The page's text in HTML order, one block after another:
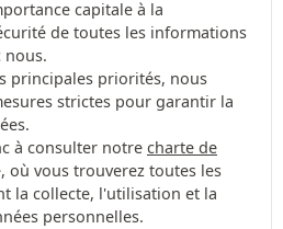
capitale à la
de toutes les informations
nous.
principales priorités, nous
strictes pour garantir la
à consulter notre charte de
où vous trouverez toutes les
la collecte, l'utilisation et la
personnelles.